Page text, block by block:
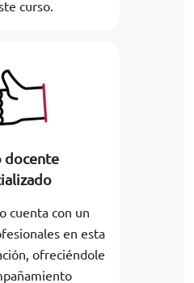
curso.
docente
cuenta con un
en esta
ofreciéndole